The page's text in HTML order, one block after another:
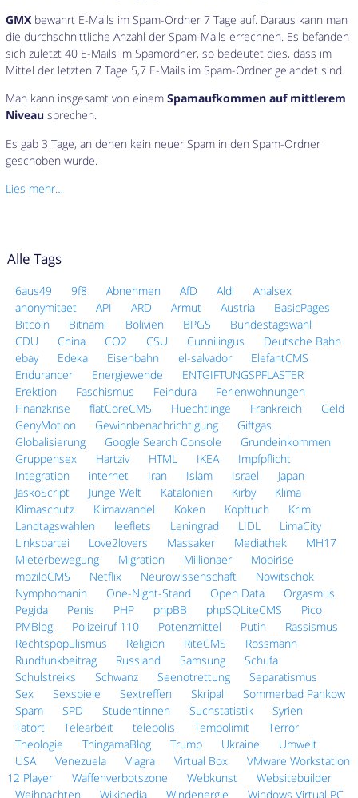
GMX bewahrt E-Mails im Spam-Ordner 7 Tage auf. Daraus kann man
die durchschnittliche Anzahl der Spam-Mails errechnen. Es befanden
sich zuletzt 40 E-Mails im Spamordner, so bedeutet dies, dass im
Mittel der letzten 7 Tage 5,7 E-Mails im Spam-Ordner gelandet sind.
Man kann insgesamt von einemSpamaufkommen auf mittlerem
Niveau sprechen.
Es gab 3 Tage, an denen kein neuer Spam in den Spam-Ordner
geschoben wurde.
Lies mehr…
Alle Tags
6aus49 9f8 Abnehmen AfD Aldi
Analsex
anonymitaet
API ARD Armut Austria
BasicPages
Bitcoin
Bitnami Bolivien BPGS
Bundestagswahl
CDU
China CO2 CSU Cunnilingus
Deutsche Bahn
ebay
Edeka Eisenbahn el-salvador
ElefantCMS
Endurancer
Energiewende
ENTGIFTUNGSPFLASTER
Erektion
Faschismus Feindura
Ferienwohnungen
Finanzkrise
flatCoreCMS Fluechtlinge Frankreich
Geld
GenyMotion
Gewinnbenachrichtigung
Giftgas
Globalisierung
Google Search Console
Grundeinkommen
Gruppensex
Hartziv HTML IKEA
Impfpflicht
Integration
internet Iran Islam Israel
Japan
JaskoScript
Junge Welt Katalonien Kirby
Klima
Klimaschutz
Klimawandel Koken Kopftuch
Krim
Landtagswahlen
leeflets Leningrad LIDL
LimaCity
Linkspartei
Love2lovers Massaker Mediathek
MH17
Mieterbewegung
Migration Millionaer
Mobirise
moziloCMS
Netflix Neurowissenschaft
Nowitschok
Nymphomanin
One-Night-Stand Open Data
Orgasmus
Pegida
Penis PHP phpBB phpSQLiteCMS
Pico
PMBlog
Polizeiruf 110 Potenzmittel Putin
Rassismus
Rechtspopulismus
Religion RiteCMS
Rossmann
Rundfunkbeitrag
Russland Samsung
Schufa
Schulstreiks
Schwanz Seenotrettung
Separatismus
Sex
Sexspiele Sextreffen Skripal
Sommerbad Pankow
Spam
SPD Studentinnen Suchstatistik
Syrien
Tatort
Telearbeit telepolis Tempolimit
Terror
Theologie
ThingamaBlog Trump Ukraine
Umwelt
USA
Venezuela Viagra Virtual Box
VMware Workstation
12 Player
Waffenverbotszone Webkunst
Websitebuilder
Weihnachten
Wikipedia Windenergie Windows Virtual PC